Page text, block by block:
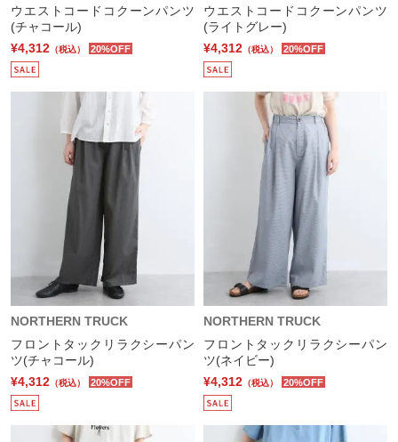
ウエストコードコクーンパンツ
(チャコール)
¥4,312 （税込） 20%OFF
ウエストコードコクーンパンツ
(ライトグレー)
¥4,312 （税込） 20%OFF
NORTHERN TRUCK
フロントタックリラクシーパン
ツ(チャコール)
¥4,312 （税込） 20%OFF
NORTHERN TRUCK
フロントタックリラクシーパン
ツ(ネイビー)
¥4,312 （税込） 20%OFF